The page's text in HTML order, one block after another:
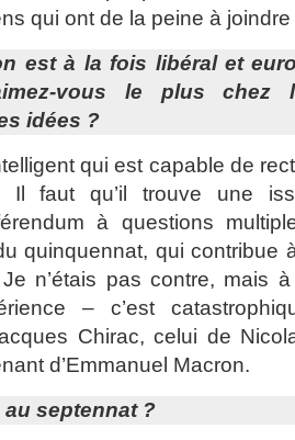
qui ont de la peine à
est à la fois libéral et
vous le plus
idées ?
qui est capable de
Il faut qu’il trouve une
à questions
quinquennat, qui contribue
n’étais pas contre, mais
– c’est
Chirac, celui de
d’Emmanuel Macron.
septennat ?